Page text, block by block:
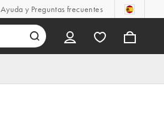
Ayuda y Preguntas frecuentes